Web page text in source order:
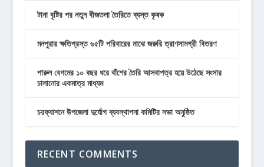
টানা বৃষ্টির পর নতুন বীজতলা তৈরিতে ব্যস্ত কৃষক
মনপুরায় ক্ষতিগ্রস্ত ৬৫টি পরিবারের মাঝে জরুরি ত্রাণসামগ্রী বিতরণ
পারুল বেগমের ১০ বছর ধরে বাঁশের তৈরি আসবাপত্র হয়ে উঠেছে সংসার
চালানোর একমাত্র মাধ্যম
চরফ্যাশনে উপজেলা দুর্যোগ ব্যবস্থাপনা কমিটির সভা অনুষ্ঠিত
RECENT COMMENTS